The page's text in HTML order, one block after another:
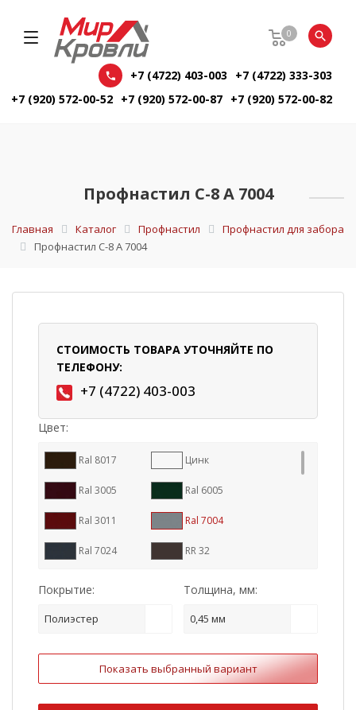
0
+7 (4722) 403-003
+7 (4722) 333-303
+7 (920) 572-00-52 +7 (920) 572-00-87 +7 (920) 572-00-82
Профнастил С-8 А 7004
Главная Каталог Профнастил
Профнастил для забора
Профнастил С-8 А 7004
СТОИМОСТЬ ТОВАРА УТОЧНЯЙТЕ ПО
ТЕЛЕФОНУ:
+7 (4722) 403-003
Цвет:
Ral 8017 Цинк
Ral 3005 Ral 6005
Ral 3011 Ral 7004
Ral 7024 RR 32
RR 29 Ral 1015
Ral 3009 Ral 5005
Покрытие:
Полиэстер
Толщина, мм:
0,45 мм
Показать выбранный вариант